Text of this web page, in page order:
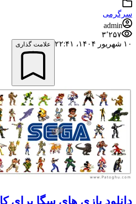
سرگرمی
admin
۳٬۲۵۷
۱۰ شهریور ۱۴۰۴،‏ ۲۲:۴۱
علامت گذاری